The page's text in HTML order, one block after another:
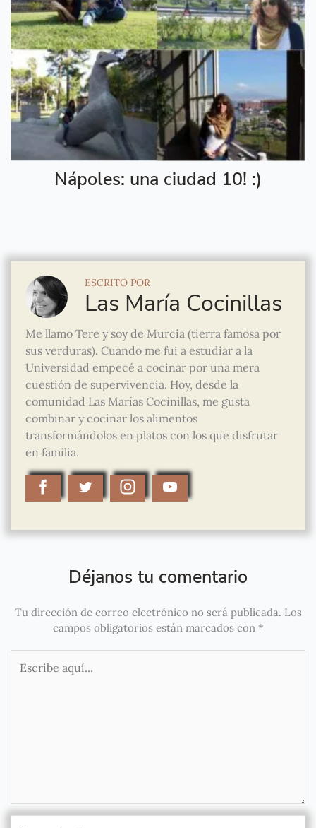
Nápoles: una ciudad 10! :)
ESCRITO POR
Las María Cocinillas
Me llamo Tere y soy de Murcia (tierra famosa por
sus verduras). Cuando me fui a estudiar a la
Universidad empecé a cocinar por una mera
cuestión de supervivencia. Hoy, desde la
comunidad Las Marías Cocinillas, me gusta
combinar y cocinar los alimentos
transformándolos en platos con los que disfrutar
en familia.
Déjanos tu comentario
Tu dirección de correo electrónico no será publicada. Los
campos obligatorios están marcados con *
aquí...